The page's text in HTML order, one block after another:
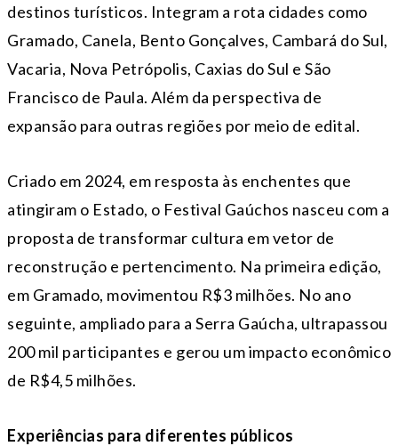
destinos turísticos. Integram a rota cidades como
Gramado, Canela, Bento Gonçalves, Cambará do Sul,
Vacaria, Nova Petrópolis, Caxias do Sul e São
Francisco de Paula. Além da perspectiva de
expansão para outras regiões por meio de edital.
Criado em 2024, em resposta às enchentes que
atingiram o Estado, o Festival Gaúchos nasceu com a
proposta de transformar cultura em vetor de
reconstrução e pertencimento. Na primeira edição,
em Gramado, movimentou R$3 milhões. No ano
seguinte, ampliado para a Serra Gaúcha, ultrapassou
200 mil participantes e gerou um impacto econômico
de R$4,5 milhões.
Experiências para diferentes públicos